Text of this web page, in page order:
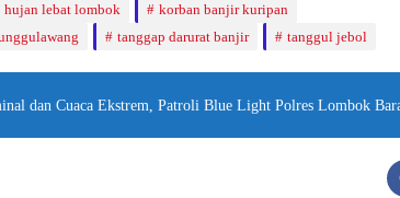
hujan lebat lombok
korban banjir kuripan
tanggap darurat banjir tanggul jebol
dan Cuaca Ekstrem, Patroli Blue Light Polres Lombok